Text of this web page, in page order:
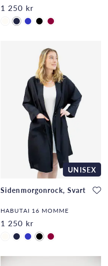
1 250 kr
UNISEX
Sidenmorgonrock, Svart
HABUTAI 16 MOMME
1 250 kr